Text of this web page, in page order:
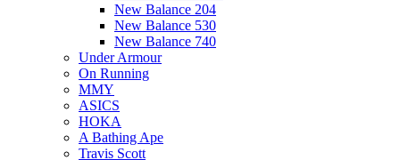
New Balance 204
New Balance 530
New Balance 740
Under Armour
On Running
MMY
ASICS
HOKA
A Bathing Ape
Travis Scott